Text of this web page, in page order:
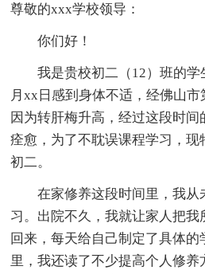
尊敬的xxx学校领导：
你们好！
我是贵校初二（12）班的学
月xx日感到身体不适，经佛山
因为转肝梅升高，经过这段时
痊愈，为了不耽误课程学习，
初二。
在家修养这段时间里，我从
习。出院不久，我就让家人把我
回来，每天给自己制定了具体的
里，我还读了不少提高个人修养